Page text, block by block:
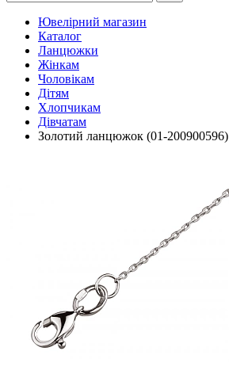
Ювелірний магазин
Каталог
Ланцюжки
Жінкам
Чоловікам
Дітям
Хлопчикам
Дівчатам
Золотий ланцюжок (01-200900596)